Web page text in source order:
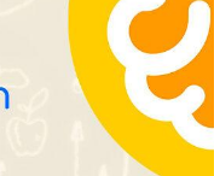
antes de las